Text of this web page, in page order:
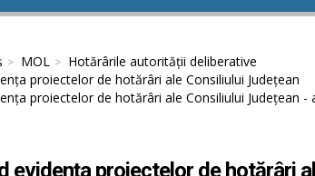
MOL
Hotărârile autorităţii deliberative
proiectelor de hotărâri ale Consiliului Județean
proiectelor de hotărâri ale Consiliului Județean -
evidența proiectelor de hotărâri